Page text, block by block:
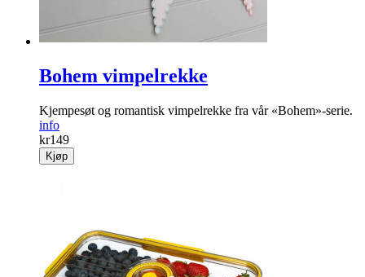
Bohem vimpelrekke
Kjempesøt og romantisk vimpelrekke fra vår «Bohem»-serie.
info
kr149
Kjøp